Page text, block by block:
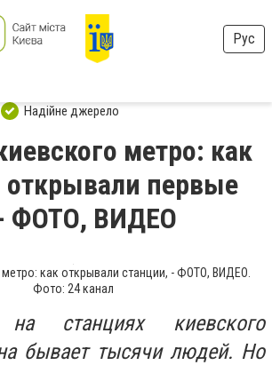
Рус
Надійне джерело
метро: как
открывали первые
ФОТО, ВИДЕО
как открывали станции, - ФОТО, ВИДЕО.
Фото: 24 канал
на станциях киевского
бывает тысячи людей. Но